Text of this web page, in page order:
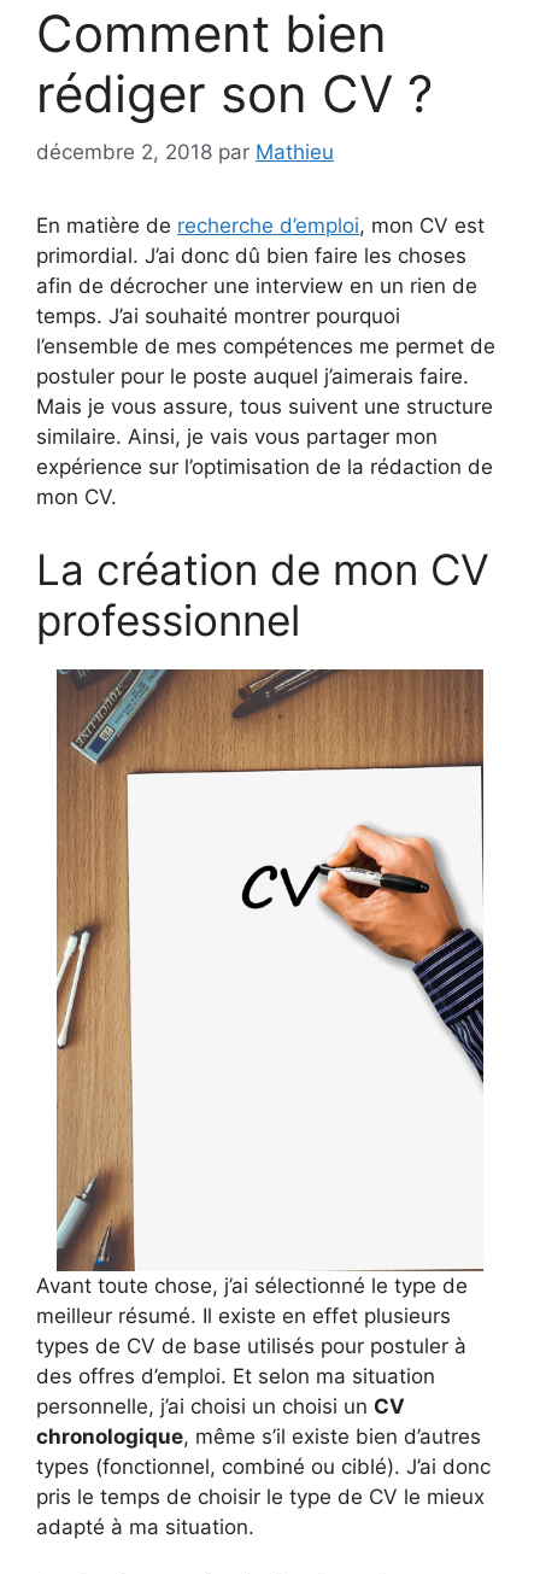
Comment bien
rédiger son CV ?
décembre 2, 2018 par Mathieu
En matière de recherche d’emploi, mon CV est
primordial. J’ai donc dû bien faire les choses
afin de décrocher une interview en un rien de
temps. J’ai souhaité montrer pourquoi
l’ensemble de mes compétences me permet de
postuler pour le poste auquel j’aimerais faire.
Mais je vous assure, tous suivent une structure
similaire. Ainsi, je vais vous partager mon
expérience sur l’optimisation de la rédaction de
mon CV.
La création de mon CV
professionnel
Avant toute chose, j’ai sélectionné le type de
meilleur résumé. Il existe en effet plusieurs
types de CV de base utilisés pour postuler à
des offres d’emploi. Et selon ma situation
personnelle, j’ai choisi un choisi un CV
chronologique, même s’il existe bien d’autres
types (fonctionnel, combiné ou ciblé). J’ai donc
pris le temps de choisir le type de CV le mieux
adapté à ma situation.